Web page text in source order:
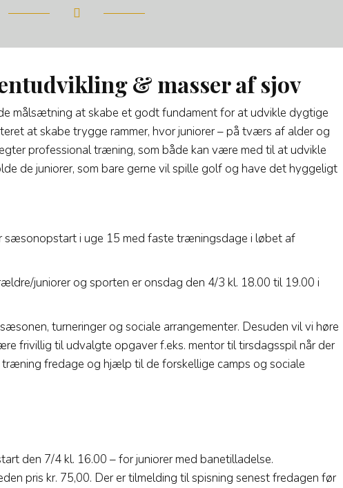
& masser af sjov
målsætning at skabe et godt fundament for at udvikle dygtige
at skabe trygge rammer, hvor juniorer – på tværs af alder og
professional træning, som både kan være med til at udvikle
de juniorer, som bare gerne vil spille golf og have det hyggeligt
sæsonopstart i uge 15 med faste træningsdage i løbet af
juniorer og sporten er onsdag den 4/3 kl. 18.00 til 19.00 i
turneringer og sociale arrangementer. Desuden vil vi høre
frivillig til udvalgte opgaver f.eks. mentor til tirsdagsspil når der
fredage og hjælp til de forskellige camps og sociale
den 7/4 kl. 16.00 – for juniorer med banetilladelse.
pris kr. 75,00. Der er tilmelding til spisning senest fredagen før